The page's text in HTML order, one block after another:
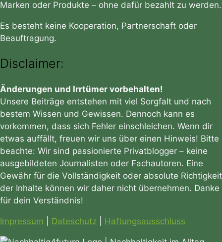
Marken oder Produkte – ohne dafür bezahlt zu werden.
Es besteht keine Kooperation, Partnerschaft oder
Beauftragung.
Disclaimer:
Änderungen und Irrtümer vorbehalten!
Unsere Beiträge entstehen mit viel Sorgfalt und nach
bestem Wissen und Gewissen. Dennoch kann es
vorkommen, dass sich Fehler einschleichen. Wenn dir
etwas auffällt, freuen wir uns über einen Hinweis! Bitte
beachte: Wir sind passionierte Privatblogger – keine
ausgebildeten Journalisten oder Fachautoren. Eine
Gewähr für die Vollständigkeit oder absolute Richtigkeit
der Inhalte können wir daher nicht übernehmen. Danke
für dein Verständnis!
Impressum Dateschutz Haftungsausschluss